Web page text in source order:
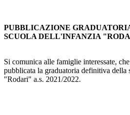
PUBBLICAZIONE
SCUOLA DELL'INFANZIA
Si comunica alle famiglie interessate,
pubblicata la graduatoria definitiva della
"Rodari" a.s. 2021/2022.